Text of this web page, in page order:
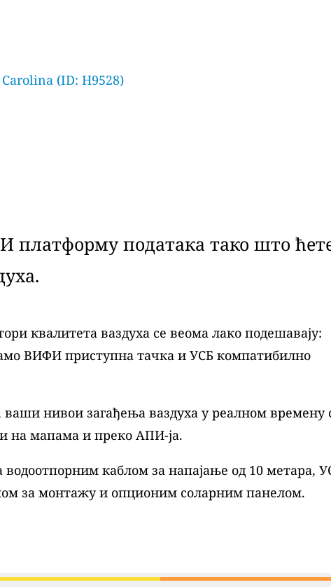
(ID: H9528)
платформу података тако што
квалитета ваздуха се веома лако подешавају:
ВИФИ приступна тачка и УСБ компатибилно
ваши нивои загађења ваздуха у реалном времену
на мапама и преко АПИ-ја.
водоотпорним каблом за напајање од 10 метара,
за монтажу и опционим соларним панелом.